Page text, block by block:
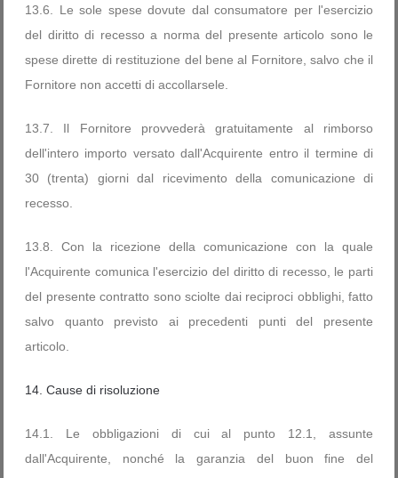
13.6. Le sole spese dovute dal consumatore per l'esercizio
del diritto di recesso a norma del presente articolo sono le
spese dirette di restituzione del bene al Fornitore, salvo che il
Fornitore non accetti di accollarsele.
13.7. Il Fornitore provvederà gratuitamente al rimborso
dell'intero importo versato dall'Acquirente entro il termine di
30 (trenta) giorni dal ricevimento della comunicazione di
recesso.
13.8. Con la ricezione della comunicazione con la quale
l'Acquirente comunica l'esercizio del diritto di recesso, le parti
del presente contratto sono sciolte dai reciproci obblighi, fatto
salvo quanto previsto ai precedenti punti del presente
articolo.
14. Cause di risoluzione
14.1. Le obbligazioni di cui al punto 12.1, assunte
dall'Acquirente, nonché la garanzia del buon fine del